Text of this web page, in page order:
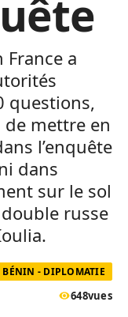
France a
questions,
de mettre en
l’enquête
dans
sur le sol
russe
BÉNIN - DIPLOMATIE
648vues